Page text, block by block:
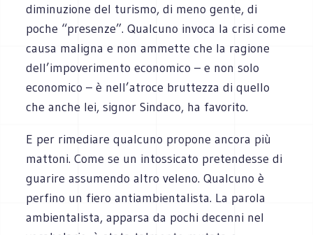
diminuzione del turismo, di meno gente, di
poche “presenze”. Qualcuno invoca la crisi come
causa maligna e non ammette che la ragione
dell’impoverimento economico – e non solo
economico – è nell’atroce bruttezza di quello
che anche lei, signor Sindaco, ha favorito.
E per rimediare qualcuno propone ancora più
mattoni. Come se un intossicato pretendesse di
guarire assumendo altro veleno. Qualcuno è
perfino un fiero antiambientalista. La parola
ambientalista, apparsa da pochi decenni nel